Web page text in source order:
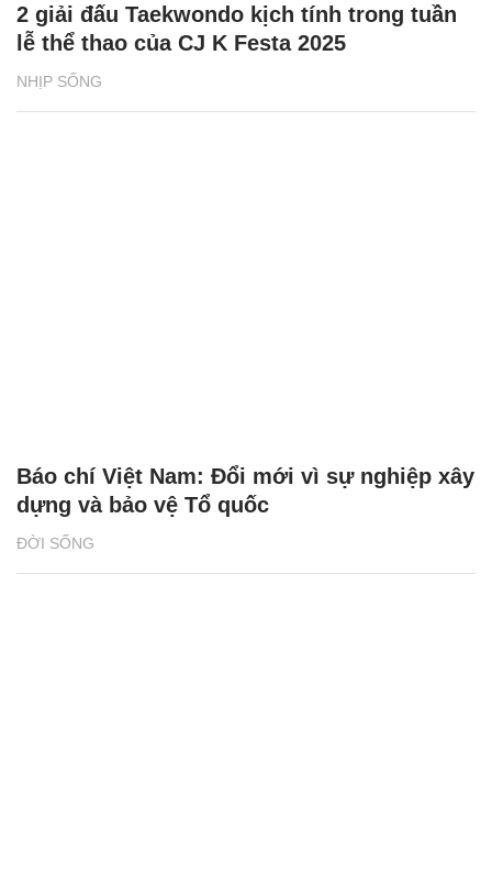
NHỊP SỐNG
2 giải đấu Taekwondo kịch tính trong tuần
lễ thể thao của CJ K Festa 2025
ĐỜI SỐNG
Báo chí Việt Nam: Đổi mới vì sự nghiệp xây
dựng và bảo vệ Tổ quốc